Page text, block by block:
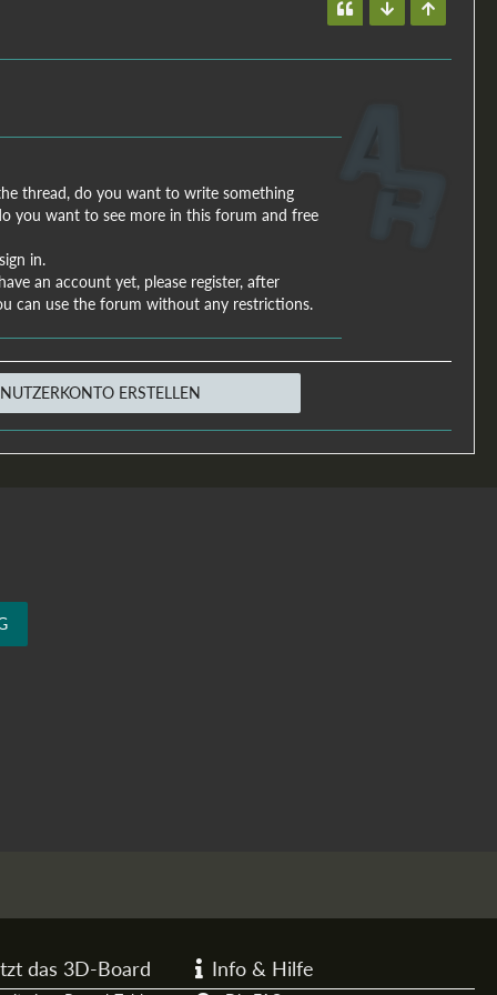
thread, do you want to write something
you want to see more in this forum and free
in.
an account yet, please register, after
can use the forum without any restrictions.
ERSTELLEN
das 3D-Board Info & Hilfe